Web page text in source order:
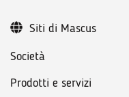
Società
Prodotti e servizi
Siti di Mascus